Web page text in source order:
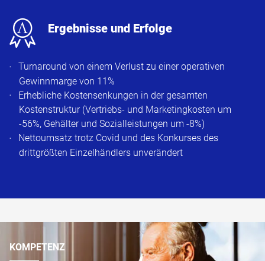
x Ergebnisse und Erfolge
Turnaround von einem Verlust zu einer operativen
Gewinnmarge von 11%
Erhebliche Kostensenkungen in der gesamten
Kostenstruktur (Vertriebs- und Marketingkosten um
-56%, Gehälter und Sozialleistungen um -8%)
Nettoumsatz trotz Covid und des Konkurses des
drittgrößten Einzelhändlers unverändert​
KOMPETENZ